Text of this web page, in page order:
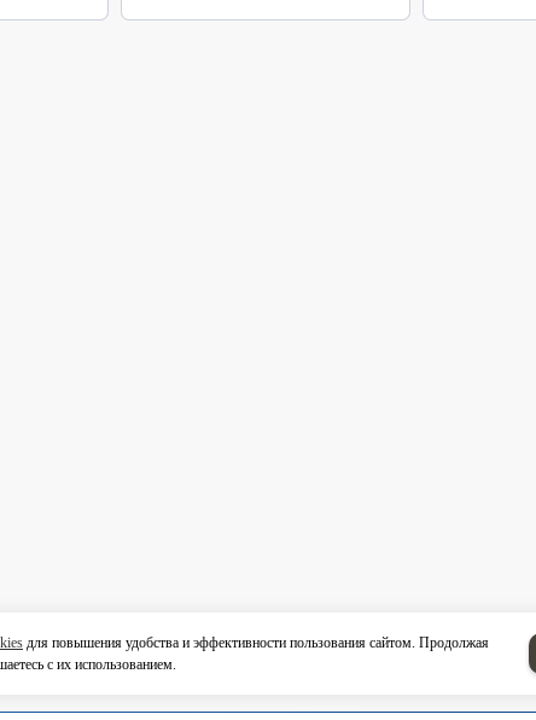
для повышения удобства и эффективности пользования сайтом. Продолжая
с их использованием.